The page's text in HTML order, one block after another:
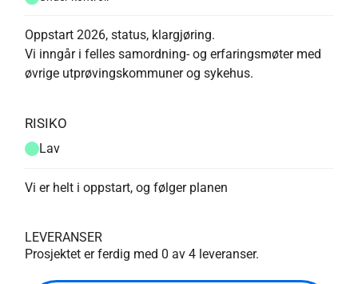
Oppstart 2026, status, klargjøring.
Vi inngår i felles samordning- og erfaringsmøter med
øvrige utprøvingskommuner og sykehus.
RISIKO
Lav
Vi er helt i oppstart, og følger planen
LEVERANSER
Prosjektet er ferdig med 0 av4 leveranser.